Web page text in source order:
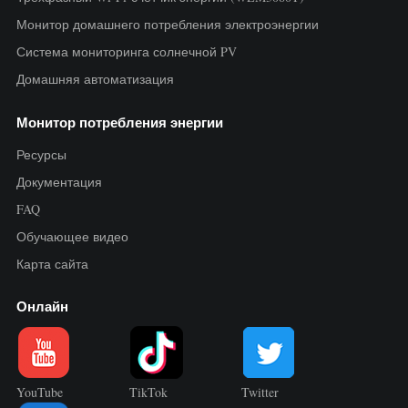
Монитор домашнего потребления электроэнергии
Система мониторинга солнечной PV
Домашняя автоматизация
Монитор потребления энергии
Ресурсы
Документация
FAQ
Обучающее видео
Карта сайта
Онлайн
YouTube TikTok Twitter